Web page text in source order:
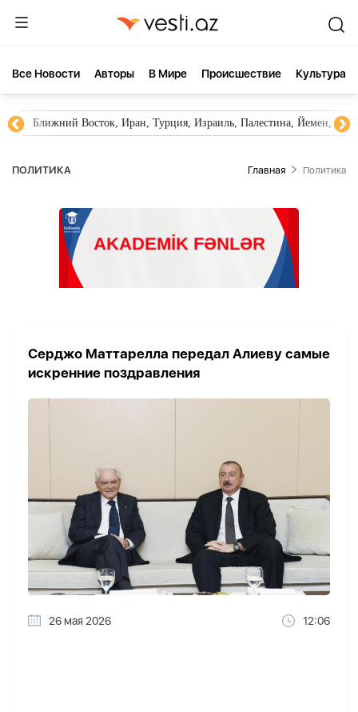
Все Новости Aвторы В Мире Происшествие Культура
Ближний Восток, Иран, Турция, Израиль, Палестина, Йемен,
ПОЛИТИКА Главная Политика
Серджо Маттарелла передал Алиеву самые
искренние поздравления
26 мая 2026 12:06